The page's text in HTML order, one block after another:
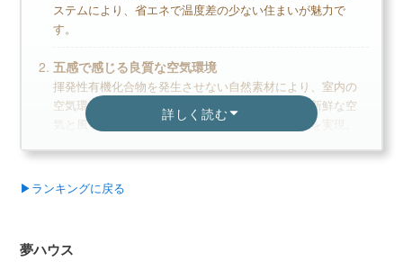
突出したウリがない
広告やチラシ等に記載されている価格では建た
ない口コミがある
営業や工務スタッフが忙しくて対応が悪い口コ
詳しく読む
ステムにより、省エネで温度差の少ない住まいが魅力で
す。
五感で感じる良質な空気環境
揮発性有機化合物を発生させない自然素材により、室内の
空気環境を良質に保ちます。計画換気により常に新鮮な空
気と風を室内に巡らせることで、健やかな住環境を実現。
も可能です。無垢の木の優しさを五感で実感しながら、健
康的な暮らせます。
ていた長期優良住宅構造計算をクリアします。オリジナル
▶ランキングに戻る
夢ハウス